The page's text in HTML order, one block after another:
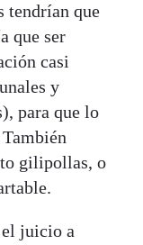
tendrían que
que ser
casi
y
para que lo
gilipollas, o
el juicio a